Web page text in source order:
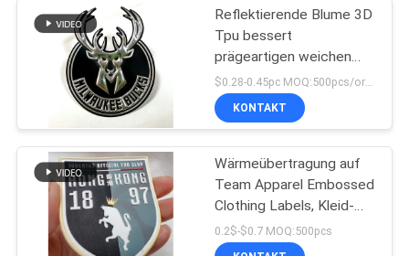
Reflektierende Blume 3D
Tpu bessert
prägeartigen weichen
Applikations-
Hochfrequenzausweis
aus
$0.28-0.45pc MOQ:500pcs/order
KONTAKT
Wärmeübertragung auf
Team Apparel Embossed
Clothing Labels, Kleid-
Tpu-Ausweis
0.2$-$0.7 MOQ:500pcs